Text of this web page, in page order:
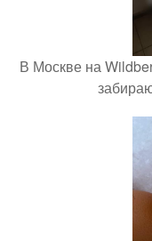
В Москве на